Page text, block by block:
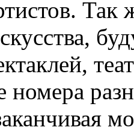
Так
номера